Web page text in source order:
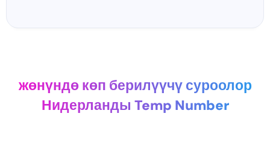
жөнүндө көп берилүүчү суроолор
Нидерланды Temp Number